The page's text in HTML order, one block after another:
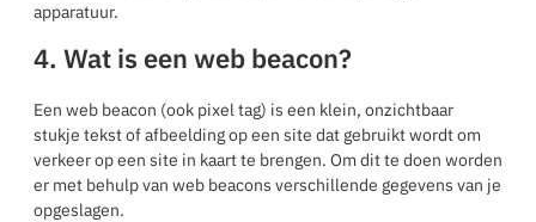
apparatuur.
4. Wat is een web beacon?
Een web beacon (ook pixel tag) is een klein, onzichtbaar
stukje tekst of afbeelding op een site dat gebruikt wordt om
verkeer op een site in kaart te brengen. Om dit te doen worden
er met behulp van web beacons verschillende gegevens van je
opgeslagen.